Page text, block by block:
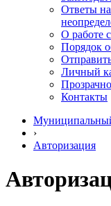
Ответы
О работе
Порядок
Личный
Контакты
›
Авторизация